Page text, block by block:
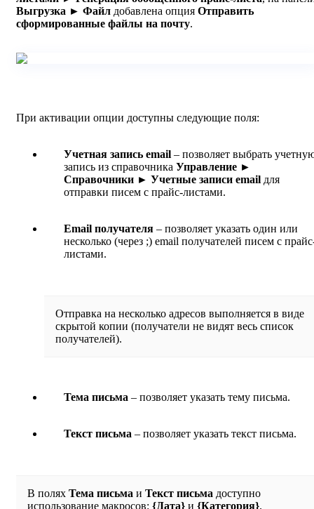
Выгрузка ► Файл добавлена опция Отправить
сформированные файлы на почту.
При активации опции доступны следующие поля:
Учетная запись email – позволяет выбрать
запись из справочника Управление ►
Справочники ► Учетные записи email для
отправки писем с прайс-листами.
Email получателя – позволяет указать один или
несколько (через ;) email получателей писем с
листами.
Отправка на несколько адресов выполняется в виде
скрытой копии (получатели не видят весь список
получателей).
Тема письма – позволяет указать тему письма.
Текст письма – позволяет указать текст письма.
В полях Тема письма и Текст письма доступно
использование макросов: {Дата} и {Категория}.